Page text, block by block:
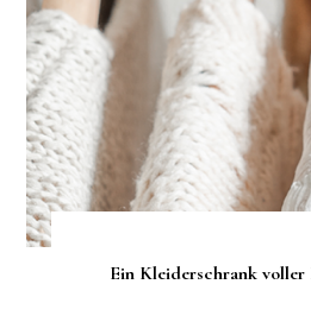
Ein Kleiderschrank voller